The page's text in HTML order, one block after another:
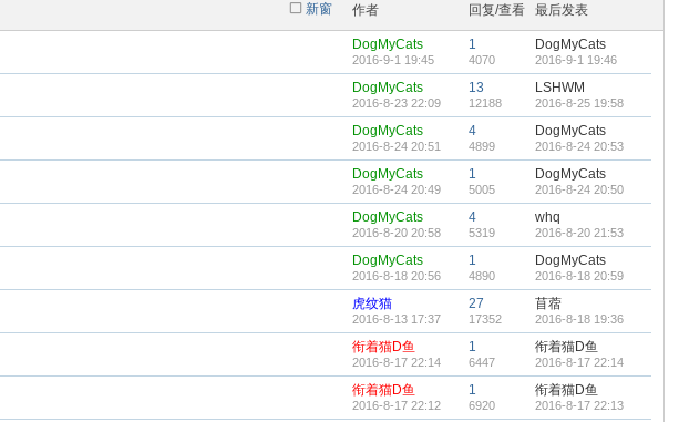
新窗 作者 回复/查看 最后发表
DogMyCats
2016-9-1 19:45
1
4070
DogMyCats
2016-9-1 19:46
DogMyCats
2016-8-23 22:09
13
12188
LSHWM
2016-8-25 19:58
DogMyCats
2016-8-24 20:51
4
4899
DogMyCats
2016-8-24 20:53
DogMyCats
2016-8-24 20:49
1
5005
DogMyCats
2016-8-24 20:50
DogMyCats
2016-8-20 20:58
4
5319
whq
2016-8-20 21:53
DogMyCats
2016-8-18 20:56
1
4890
DogMyCats
2016-8-18 20:59
虎纹猫
2016-8-13 17:37
27
17352
苜蓿
2016-8-18 19:36
衔着猫D鱼
2016-8-17 22:14
1
6447
衔着猫D鱼
2016-8-17 22:14
衔着猫D鱼
2016-8-17 22:12
1
6920
衔着猫D鱼
2016-8-17 22:13